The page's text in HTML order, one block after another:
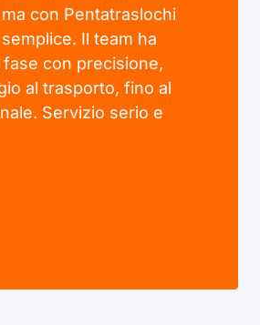
con Pentatraslochi
Il team ha
con precisione,
al trasporto, fino al
Servizio serio e